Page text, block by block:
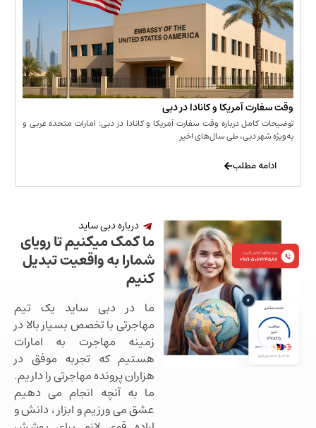
آمریکا و کانادا در دبی
درباره وقت سفارت آمریکا و کانادا در دبی: امارات متحده عربی و
دبی، طی سال‌های اخیر
درباره دبی ساید
ما کمک میکنیم تا رویای
شمارا به واقعیت تبدیل
کنیم
ما در دبی ساید یک تیم
مهاجرتی با تخصص بسیار بالا در
زمینه مهاجرت به امارات
هستیم که تجربه موفق در
هزاران پرونده مهاجرتی را داریم.
ما به آنچه انجام می دهیم
عشق می ورزیم و ابزار ، دانش و